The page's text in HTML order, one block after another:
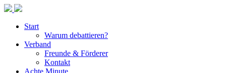
Start
Warum debattieren?
Verband
Freunde & Förderer
Kontakt
Achte Minute